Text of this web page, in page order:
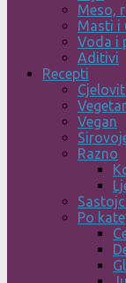
Meso,
Masti i
Voda i
Aditivi
Recepti
Vegan
Razno
Po